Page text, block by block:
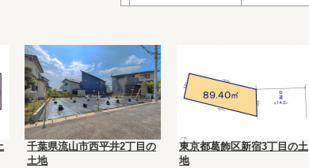
千葉県流山市西平井2丁目の
土地
東京都葛飾区新宿3丁目の土
地